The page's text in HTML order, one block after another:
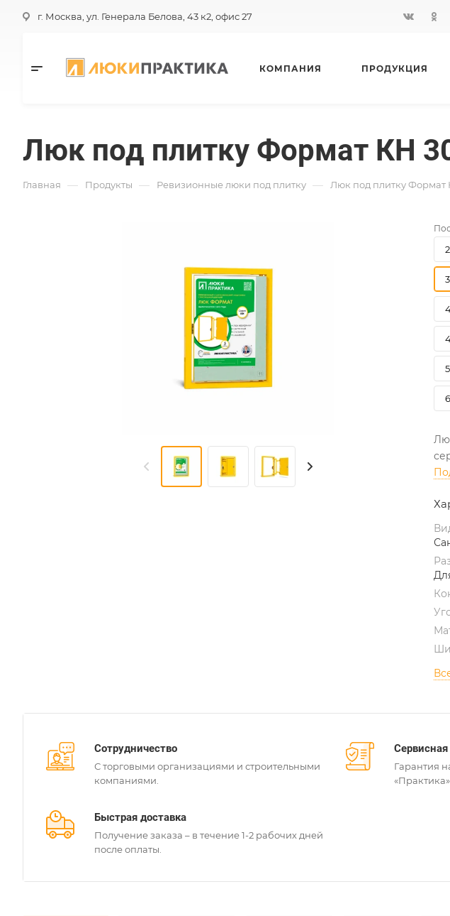
г. Москва, ул. Генерала Белова, 43 к2, офис 27
КОМПАНИЯ ПРОДУКЦИЯ
Люк под плитку Формат КН
Главная — Продукты — Ревизионные люки под плитку — Люк под плитку Формат
Сотрудничество
С торговыми организациями и строительными
компаниями.
Гарантия
«Практика»
Быстрая доставка
Получение заказа – в течение 1-2 рабочих дней
после оплаты.